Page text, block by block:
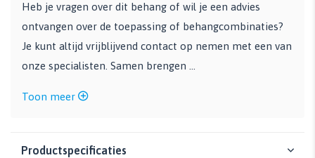
Heb je vragen over dit behang of wil je een advies
ontvangen over de toepassing of behangcombinaties?
Je kunt altijd vrijblijvend contact op nemen met een van
onze specialisten. Samen brengen ...
Toon meer
Productspecificaties